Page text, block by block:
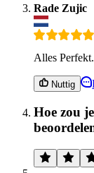
Rade Zujic
Alles
Nuttig
Hoe zou